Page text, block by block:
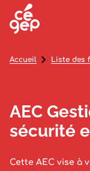
AEC
sécurité
Cette AEC vise à
Accueil Liste des